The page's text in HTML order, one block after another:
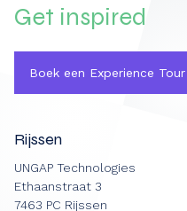
Get inspired
Boek een Experience Tour
Rijssen
UNGAP Technologies
Ethaanstraat 3
7463 PC Rijssen